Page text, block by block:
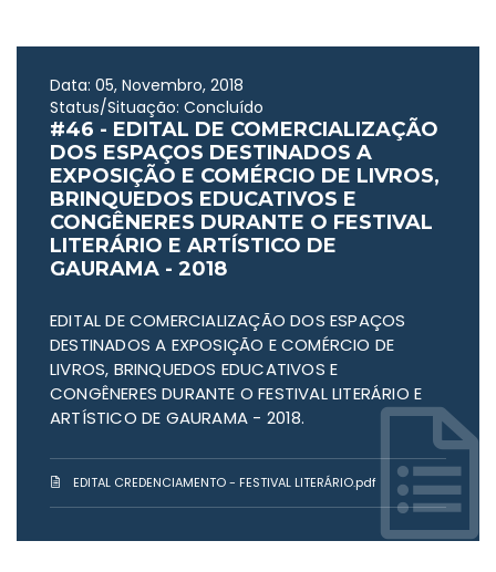
Data: 05, Novembro, 2018
Status/Situação: Concluído
#46 - EDITAL DE COMERCIALIZAÇÃO
DOS ESPAÇOS DESTINADOS A
EXPOSIÇÃO E COMÉRCIO DE LIVROS,
BRINQUEDOS EDUCATIVOS E
CONGÊNERES DURANTE O FESTIVAL
LITERÁRIO E ARTÍSTICO DE
GAURAMA - 2018
EDITAL DE COMERCIALIZAÇÃO DOS ESPAÇOS
DESTINADOS A EXPOSIÇÃO E COMÉRCIO DE
LIVROS, BRINQUEDOS EDUCATIVOS E
CONGÊNERES DURANTE O FESTIVAL LITERÁRIO E
ARTÍSTICO DE GAURAMA - 2018.
EDITAL CREDENCIAMENTO - FESTIVAL LITERÁRIO.pdf